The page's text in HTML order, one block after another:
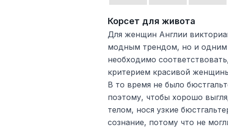
Корсет для живота
Для женщин Англии
модным трендом, но и одним
необходимо
критерием красивой
В то время не было
поэтому, чтобы хорошо
телом, нося узкие
сознание, потому что не